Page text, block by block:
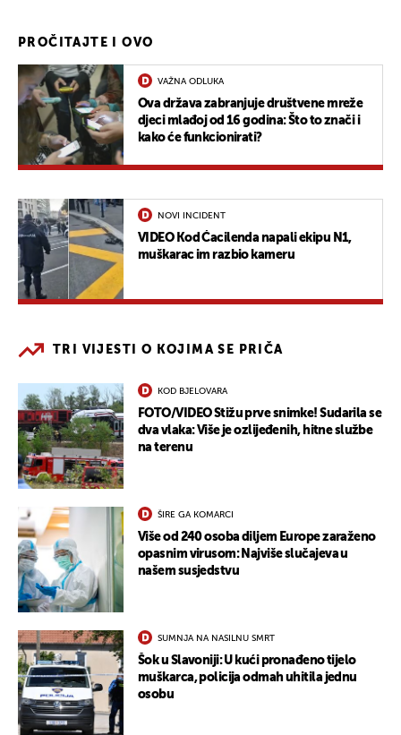
PROČITAJTE I OVO
VAŽNA ODLUKA
Ova država zabranjuje društvene mreže
djeci mlađoj od 16 godina: Što to znači i
kako će funkcionirati?
NOVI INCIDENT
VIDEO Kod Ćacilenda napali ekipu N1,
muškarac im razbio kameru
TRI VIJESTI O KOJIMA SE PRIČA
KOD BJELOVARA
FOTO/VIDEO Stižu prve snimke! Sudarila se
dva vlaka: Više je ozlijeđenih, hitne službe
na terenu
ŠIRE GA KOMARCI
Više od 240 osoba diljem Europe zaraženo
opasnim virusom: Najviše slučajeva u
našem susjedstvu
SUMNJA NA NASILNU SMRT
Šok u Slavoniji: U kući pronađeno tijelo
muškarca, policija odmah uhitila jednu
osobu